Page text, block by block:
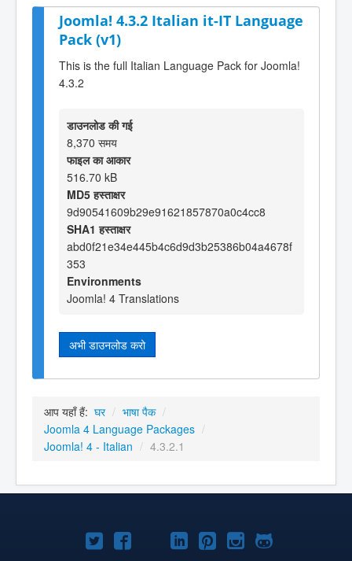
Joomla! 4.3.2 Italian it-IT Language
Pack (v1)
This is the full Italian Language Pack for Joomla!
4.3.2
डाउनलोड की गई
8,370 समय
फाइल का आकार
516.70 kB
MD5 हस्ताक्षर
9d90541609b29e91621857870a0c4cc8
SHA1 हस्ताक्षर
abd0f21e34e445b4c6d9d3b25386b04a4678f
353
Environments
Joomla! 4 Translations
अभी डाउनलोड करो
आप यहाँ हैं: घर / भाषा पैक /
Joomla 4 Language Packages /
Joomla! 4 - Italian / 4.3.2.1
Joomla!Joomla!Joomla!
Joomla!Joomla!
Joomla!Joomla!